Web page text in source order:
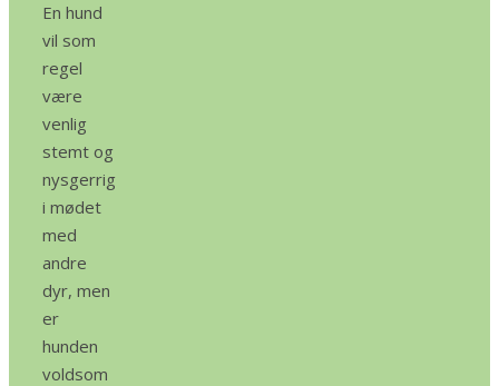
En hund
vil som
regel
være
venlig
stemt og
nysgerrig
i mødet
med
andre
dyr, men
er
hunden
voldsom